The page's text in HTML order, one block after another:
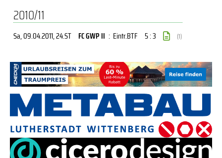
2010/11
Sa, 09.04.2011, 24.ST FC GWP II : Eintr.BTF 5 : 3 (1)